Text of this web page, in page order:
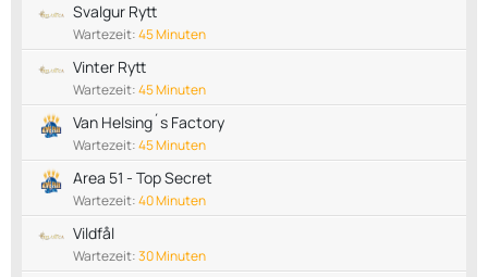
Svalgur Rytt
Wartezeit:45 Minuten
Vinter Rytt
Wartezeit:45 Minuten
Van Helsing´s Factory
Wartezeit:45 Minuten
Area 51 - Top Secret
Wartezeit:40 Minuten
Vildfål
Wartezeit:30 Minuten